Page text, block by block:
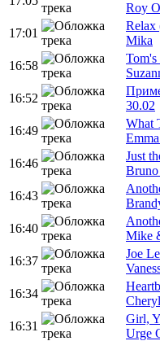
Roy
17:01
Relax
Mika
16:58
16:52
30.02
16:49
What
16:46
Just
16:43
16:40
Mike
16:37
Joe
16:34
16:31
Girl,
Urge